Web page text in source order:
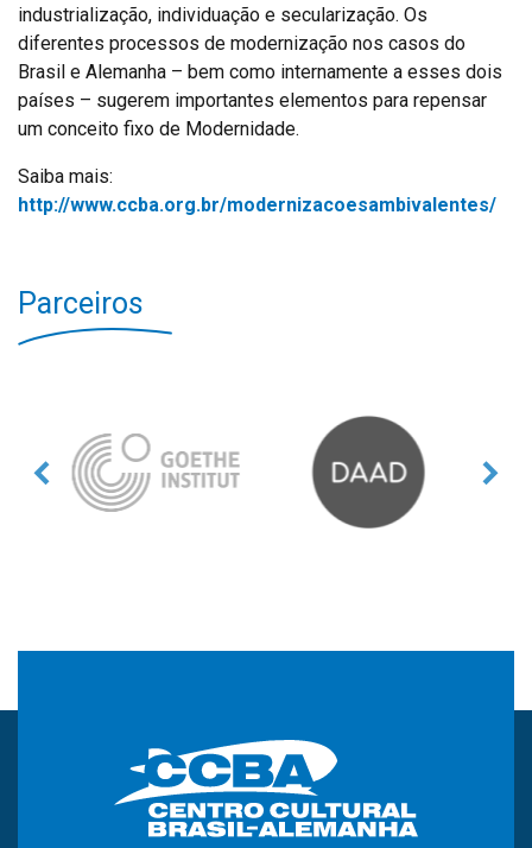
industrialização, individuação e secularização. Os
diferentes processos de modernização nos casos do
Brasil e Alemanha – bem como internamente a esses dois
países – sugerem importantes elementos para repensar
um conceito fixo de Modernidade.
Saiba mais:
http://www.ccba.org.br/modernizacoesambivalentes/
Parceiros